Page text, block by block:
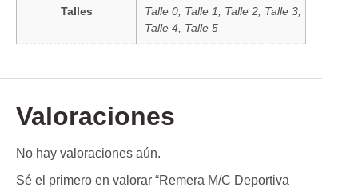
Talles
Talle 0, Talle 1, Talle 2, Talle 3,
Talle 4, Talle 5
Valoraciones
No hay valoraciones aún.
Sé el primero en valorar “Remera M/C Deportiva